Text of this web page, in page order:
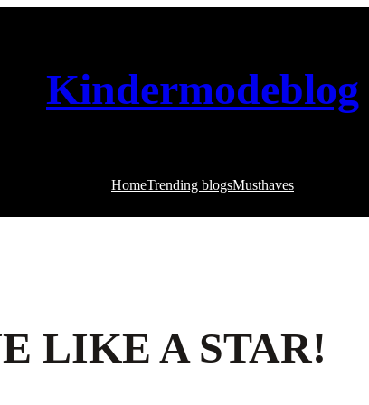
Kindermodeblog
HomeTrending blogsMusthaves
LIKE A STAR!